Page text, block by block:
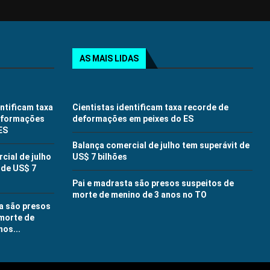
taxa
de julho
US$ 7
são presos
de
AS MAIS LIDAS
Cientistas identificam taxa recorde de
deformações em peixes do ES
Balança comercial de julho tem superávit de
US$ 7 bilhões
Pai e madrasta são presos suspeitos de
morte de menino de 3 anos no TO